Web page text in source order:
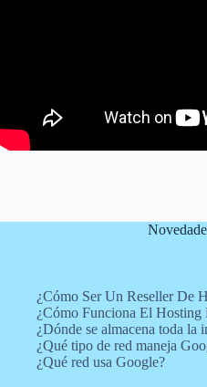
¿Cómo Ser Un Reseller De
¿Cómo Funciona El Hosting
¿Dónde se almacena toda la
¿Qué tipo de red maneja
¿Qué red usa Google?